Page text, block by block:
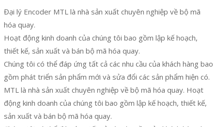
Đại lý Encoder MTL là nhà sản xuất chuyên nghiệp về bộ mã
hóa quay.
Hoạt động kinh doanh của chúng tôi bao gồm lập kế hoạch,
thiết kế, sản xuất và bán bộ mã hóa quay.
Chúng tôi có thể đáp ứng tất cả các nhu cầu của khách hàng bao
gồm phát triển sản phẩm mới và sửa đổi các sản phẩm hiện có.
MTL là nhà sản xuất chuyên nghiệp về bộ mã hóa quay. Hoạt
động kinh doanh của chúng tôi bao gồm lập kế hoạch, thiết kế,
sản xuất và bán bộ mã hóa quay.